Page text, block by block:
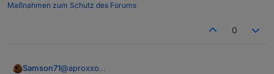
Maßnahmen zum Schutz des Forums
0
Samson71@aproxxo